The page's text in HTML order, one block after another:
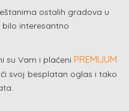
ostalih gradova u
interesantno
su Vam i plaćeni PREMIJUM
svoj besplatan oglas i tako